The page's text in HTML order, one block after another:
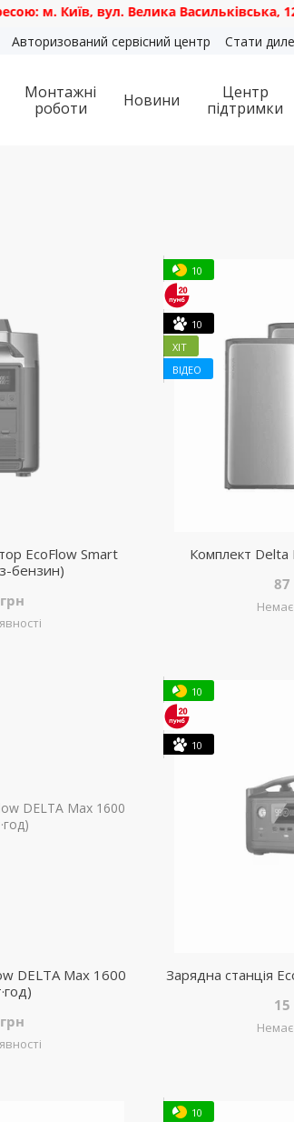
вул. Велика Васильківська, 129, на
Авторизований сервісний центр Стати
Монтажні
роботи
Новини
Центр
підтримки
EcoFlow Smart
бензин)
10
10
ХІТ
ВІДЕО
Комплект
87
Немає
DELTA Max 1600
10
10
Зарядна станція
15
Немає
10